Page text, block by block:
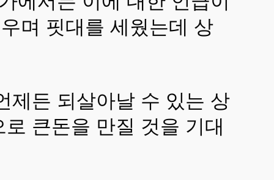
며 핏대를 세웠는데 상
제든 되살아날 수 있는 상
큰돈을 만질 것을 기대